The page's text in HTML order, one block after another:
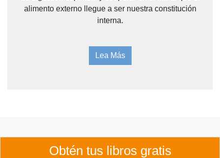
alimento externo llegue a ser nuestra constitución
interna.
Lea Más
Obtén tus libros gratis